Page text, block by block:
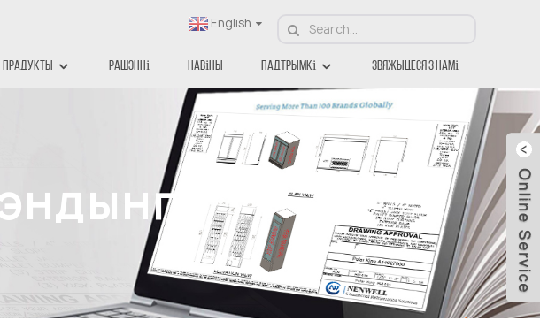
English
Прадукты Рашэнні Навіны Падтрымкі Звяжыцеся З Намі